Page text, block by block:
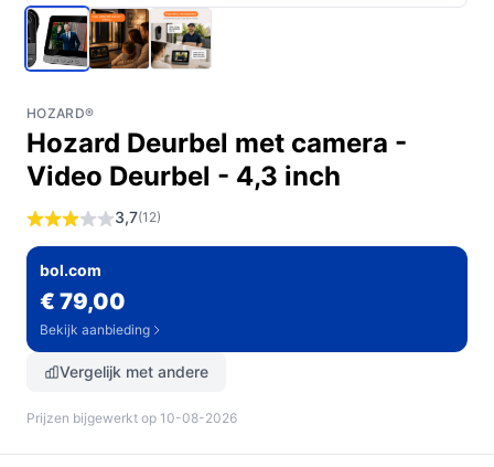
HOZARD®
Hozard Deurbel met camera -
Video Deurbel - 4,3 inch
3,7(12)
bol.com
€ 79,00
Bekijk aanbieding
Vergelijk met andere
Prijzen bijgewerkt op 10-08-2026